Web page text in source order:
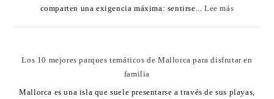
comparten una exigencia máxima: sentirse...Lee más
Los 10 mejores parques temáticos de Mallorca para disfrutar en
familia
Mallorca es una isla que suele presentarse a través de sus playas,